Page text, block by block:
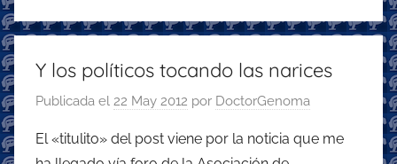
recomendaciones
disfrutar
podcastfera
Y los políticos tocando las narices
Publicada el 22 May 2012 por DoctorGenoma
El «titulito» del post viene por la noticia que me